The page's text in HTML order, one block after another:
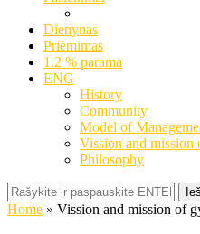
Dienynas
Priėmimas
1.2 % parama
ENG
History
Community
Model of
Vission and mission
Philosophy
Home » Vission and mission of